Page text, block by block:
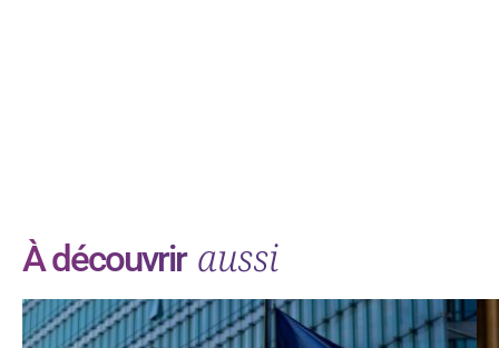
À découvrir aussi